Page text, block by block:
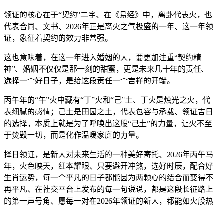
领证的核心在于“契约”二字、在《易经》中，离卦代表火，也
代表合同、文书、2026年正是离火之气极盛的一年、这一年领
证，象征着契约的效力非常强。
这也意味着，在这一年进入婚姻的人，要更加注重“契约精
神”、婚姻不仅仅是那一刻的甜蜜，更是未来几十年的责任、
选择一个好日子，是给这段责任一个吉祥的开端。
丙午年的“午”火中藏有“丁”火和“己”土、丁火是烛光之火，代
表细腻的感情；己土是田园之土，代表包容与承载、领证吉日
的选择，本质上就是为了呼唤出这股“己土”的力量，让火不至
于焚毁一切，而是化作温暖家庭的力量。
择日领证，是新人对未来生活的一种美好寄托、2026年丙午马
年，火色映天，红本耀眼、只要避开冲煞，选好时辰，配合好
生肖运势，每一个平凡的日子都能因为两颗心的结合而变得不
再平凡、在社交平台上发布的每一句说说，都是这段长征路上
的第一声号角、愿每一对在2026年领证的新人，都能如火般热